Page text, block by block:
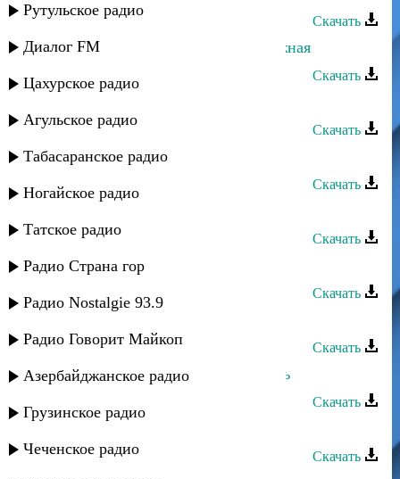
Рутульское радио
Диалог FM
Цахурское радио
Агульское радио
Табасаранское радио
Ногайское радио
Татское радио
Радио Страна гор
Радио Nostalgie 93.9
Радио Говорит Майкоп
Азербайджанское радио
Грузинское радио
Чеченское радио
Скачать
Шамиль Ханакаев - Наша молодежная
Скачать
Скачать
Шамиль Ханакаев - Оставила
Скачать
Скачать
Шамиль Ханакаев - Ты ушла
Скачать
Скачать
Шамиль Ханакаев - Первая любовь
Скачать
Скачать